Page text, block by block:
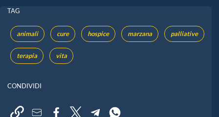
TAG
animali cure hospice marzana palliative
terapia vita
CONDIVIDI